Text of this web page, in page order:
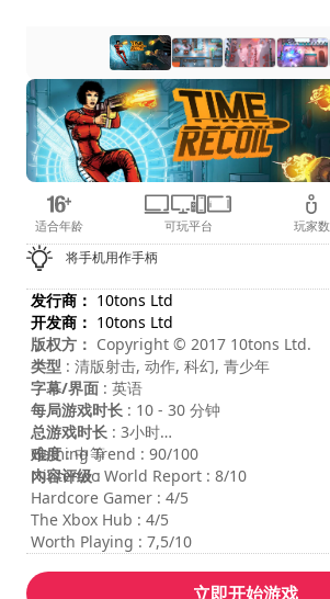
适合年龄 可玩平台 玩家数
将手机用作手柄
发行商： 10tons Ltd
开发商： 10tons Ltd
版权方： Copyright © 2017 10tons Ltd.
类型 : 清版射击, 动作, 科幻, 青少年
字幕/界面 : 英语
每局游戏时长 : 10 - 30 分钟
总游戏时长 : 3小时
难度: 中等
内容评级:
Gaming Trend : 90/100
Nintendo World Report : 8/10
Hardcore Gamer : 4/5
The Xbox Hub : 4/5
Worth Playing : 7,5/10
立即开始游戏